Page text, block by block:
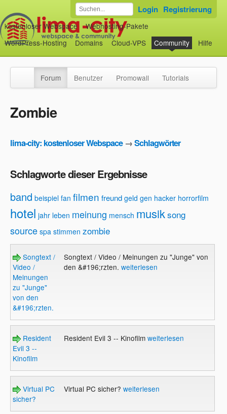
kostenloser Webspace
Webhosting-Pakete
WordPress-Hosting
Domains Cloud-VPS Community Hilfe
Login Registrierung
Forum Benutzer Promowall Tutorials
Zombie
lima-city: kostenloser Webspace→Schlagwörter
Schlagworte dieser Ergebnisse
band beispiel fan filmen freund geld gen hacker horrorfilm
hotel jahr leben meinung mensch musiksong
source spa stimmen zombie
Songtext /
Video /
Meinungen
zu "Junge"
von den
&#196;rzten.
Songtext / Video / Meinungen zu "Junge" von
den &#196;rzten. weiterlesen
Resident
Evil 3 --
Kinofilm
Resident Evil 3 -- Kinofilm weiterlesen
Virtual PC
sicher?
Virtual PC sicher? weiterlesen